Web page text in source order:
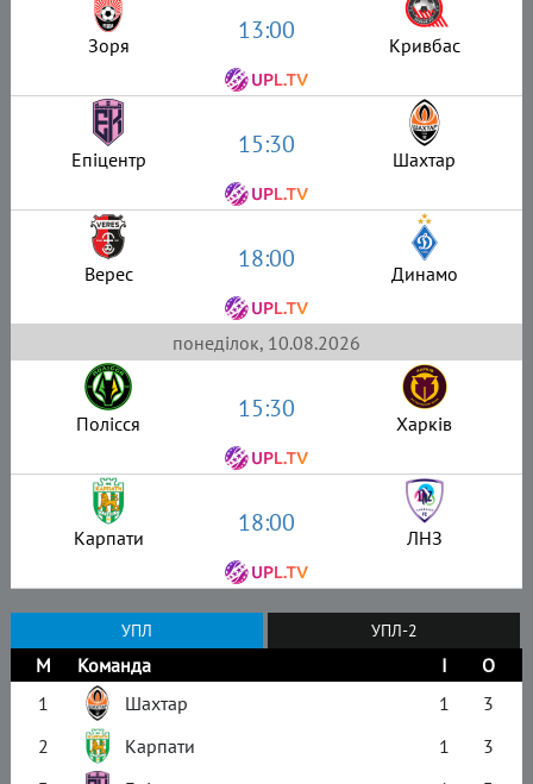
Зоря 13:00 Кривбас
Епіцентр 15:30 Шахтар
Верес 18:00 Динамо
понеділок, 10.08.2026
Полісся 15:30 Харків
Карпати 18:00 ЛНЗ
УПЛ УПЛ-2
М Команда І
О
1
Шахтар 1
3
2
Карпати 1
3